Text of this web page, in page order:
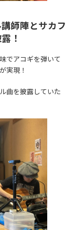
師陣とサカフ
！
でアコギを弾いて
実現！
曲を披露していた